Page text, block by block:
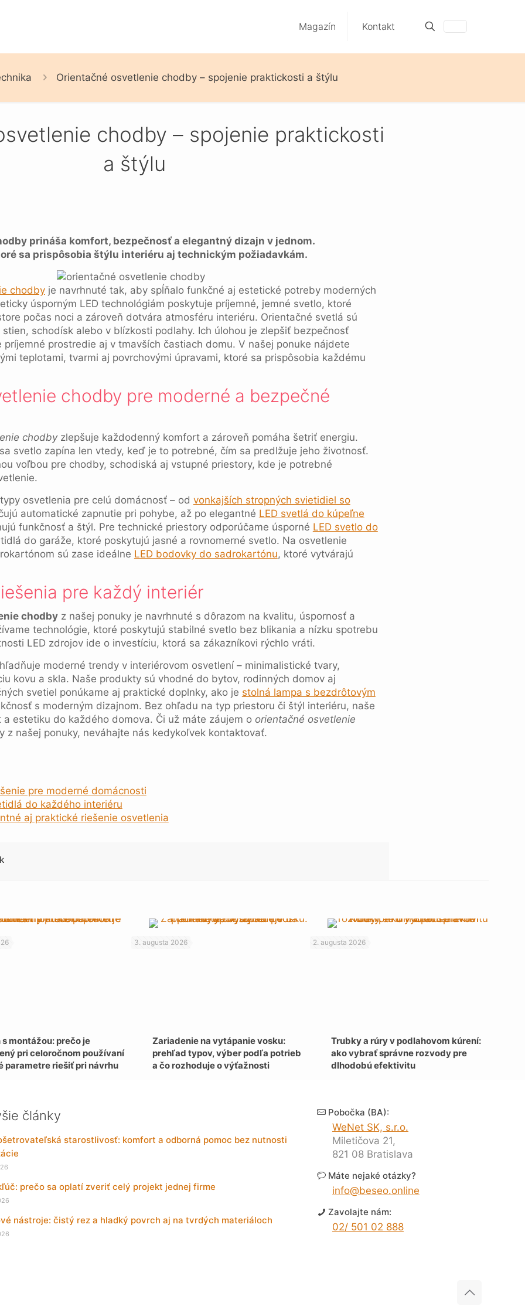
Magazín Kontakt
Orientačné osvetlenie chodby – spojenie praktickosti a štýlu
chodby – spojenie praktickosti
a štýlu
prináša komfort, bezpečnosť a elegantný dizajn v jednom.
sa prispôsobia štýlu interiéru aj technickým požiadavkám.
chodbyje navrhnuté tak, aby spĺňalo funkčné aj estetické potreby moderných
úsporným LED technológiám poskytuje príjemné, jemné svetlo, ktoré
počas noci a zároveň dotvára atmosféru interiéru. Orientačné svetlá sú
schodísk alebo v blízkosti podlahy. Ich úlohou je zlepšiť bezpečnosť
prostredie aj v tmavších častiach domu. V našej ponuke nájdete
teplotami, tvarmi aj povrchovými úpravami, ktoré sa prispôsobia každému
chodby pre moderné a bezpečné
chodbyzlepšuje každodenný komfort a zároveň pomáha šetriť energiu.
svetlo zapína len vtedy, keď je to potrebné, čím sa predlžuje jeho životnosť.
voľbou pre chodby, schodiská aj vstupné priestory, kde je potrebné
osvetlenia pre celú domácnosť – od vonkajších stropných svietidiel so
automatické zapnutie pri pohybe, až po elegantné LED svetlá do kúpeľne
funkčnosť a štýl. Pre technické priestory odporúčame úsporné LED svetlo do
do garáže, ktoré poskytujú jasné a rovnomerné svetlo. Na osvetlenie
sú zase ideálne LED bodovky do sadrokartónu, ktoré vytvárajú
pre každý interiér
chodbyz našej ponuky je navrhnuté s dôrazom na kvalitu, úspornosť a
technológie, ktoré poskytujú stabilné svetlo bez blikania a nízku spotrebu
LED zdrojov ide o investíciu, ktorá sa zákazníkovi rýchlo vráti.
moderné trendy v interiérovom osvetlení – minimalistické tvary,
kovu a skla. Naše produkty sú vhodné do bytov, rodinných domov aj
svetiel ponúkame aj praktické doplnky, ako je stolná lampa s bezdrôtovým
s moderným dizajnom. Bez ohľadu na typ priestoru či štýl interiéru, naše
estetiku do každého domova. Či už máte záujem o orientačné osvetlenie
z našej ponuky, neváhajte nás kedykoľvek kontaktovať.
pre moderné domácnosti
do každého interiéru
aj praktické riešenie osvetlenia
s montážou: prečo je
pri celoročnom používaní
parametre riešiť pri návrhu
3. augusta 2026
Zariadenie na vytápanie vosku:
prehľad typov, výber podľa potrieb
a čo rozhoduje o výťažnosti
2. augusta 2026
Trubky a rúry v podlahovom kúrení:
ako vybrať správne rozvody pre
dlhodobú efektivitu
články
starostlivosť: komfort a odborná pomoc bez nutnosti
prečo sa oplatí zveriť celý projekt jednej firme
nástroje: čistý rez a hladký povrch aj na tvrdých materiáloch
Pobočka (BA):
WeNet SK, s.r.o.
Miletičova 21,
821 08 Bratislava
Máte nejaké otázky?
info@beseo.online
Zavolajte nám:
02/ 501 02 888